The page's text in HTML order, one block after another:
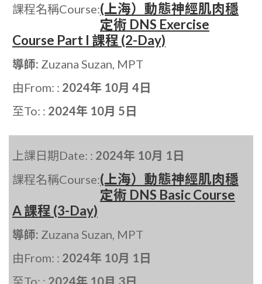
課程名稱Course:(上海）動態神經肌肉穩
定術 DNS Exercise
Course Part I 課程 (2-Day)
導師: Zuzana Suzan, MPT
由From: : 2024年 10月 4日
至To: : 2024年 10月 5日
上課日期Date: : 2024年 10月 1日
課程名稱Course:(上海）動態神經肌肉穩
定術 DNS Basic Course
A 課程 (3-Day)
導師: Zuzana Suzan, MPT
由From: : 2024年 10月 1日